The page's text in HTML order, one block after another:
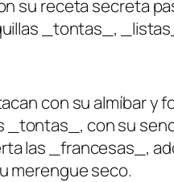
su receta secreta
_tontas_,
con su almíbar y
_tontas_, con su
las _francesas_,
merengue seco.